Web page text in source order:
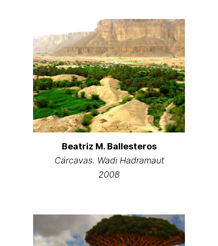
Beatriz M. Ballesteros
Cárcavas. Wadi Hadramaut
2008